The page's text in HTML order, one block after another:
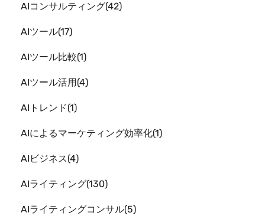
AIコンサルティング 42
AIツール 17
AIツール比較 1
AIツール活用 4
AIトレンド 1
AIによるマーケティング効率化 1
AIビジネス 4
AIライティング 130
AIライティングコンサル 5